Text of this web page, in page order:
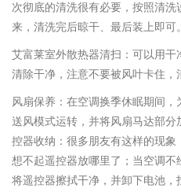
次彻底的清洗很有必要，按照清
来，清洗完后晾干、最后装上即可。
艾富莱室外散热器清扫：可以用
清除干净，注意不要被风叶卡住，
风扇保养：在空调换季休眠期间
送风模式运转，并将风扇马达部
控器收纳：很多朋友有这样的现
想不起遥控器放哪里了；当空调
将遥控器擦拭干净，并卸下电池